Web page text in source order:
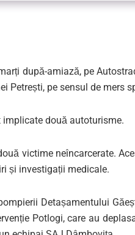
după-amiază, pe
Petrești, pe sensul de mers
două autoturisme.
victime neîncarcerate.
și investigații medicale.
Detașamentului
Potlogi, care au